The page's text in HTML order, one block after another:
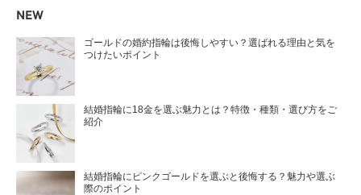
NEW
ゴールドの婚約指輪は後悔しやすい？選ばれる理由と気を
つけたいポイント
結婚指輪に18金を選ぶ魅力とは？特徴・種類・選び方をご
紹介
結婚指輪にピンクゴールドを選ぶと後悔する？魅力や選ぶ
際のポイント